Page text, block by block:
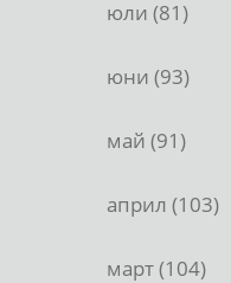
юли (81)
юни (93)
май (91)
април (103)
март (104)